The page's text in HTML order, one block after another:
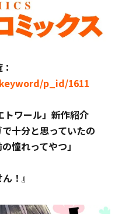
p_id/1611
ワール」新作紹介
十分と思っていたの
憧れってやつ」
！ 』